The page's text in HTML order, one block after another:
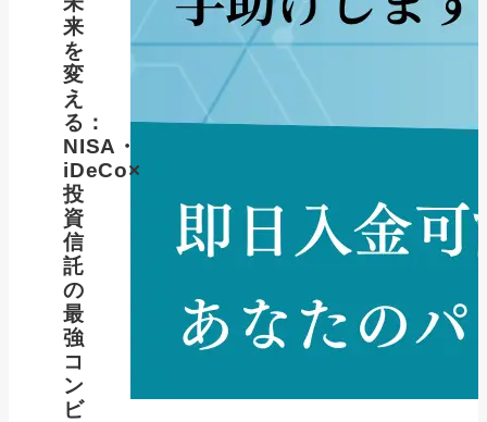
来
を
変
え
る：
NISA・
iDeCo×
投
資
信
託
の
最
強
コ
ン
ビ